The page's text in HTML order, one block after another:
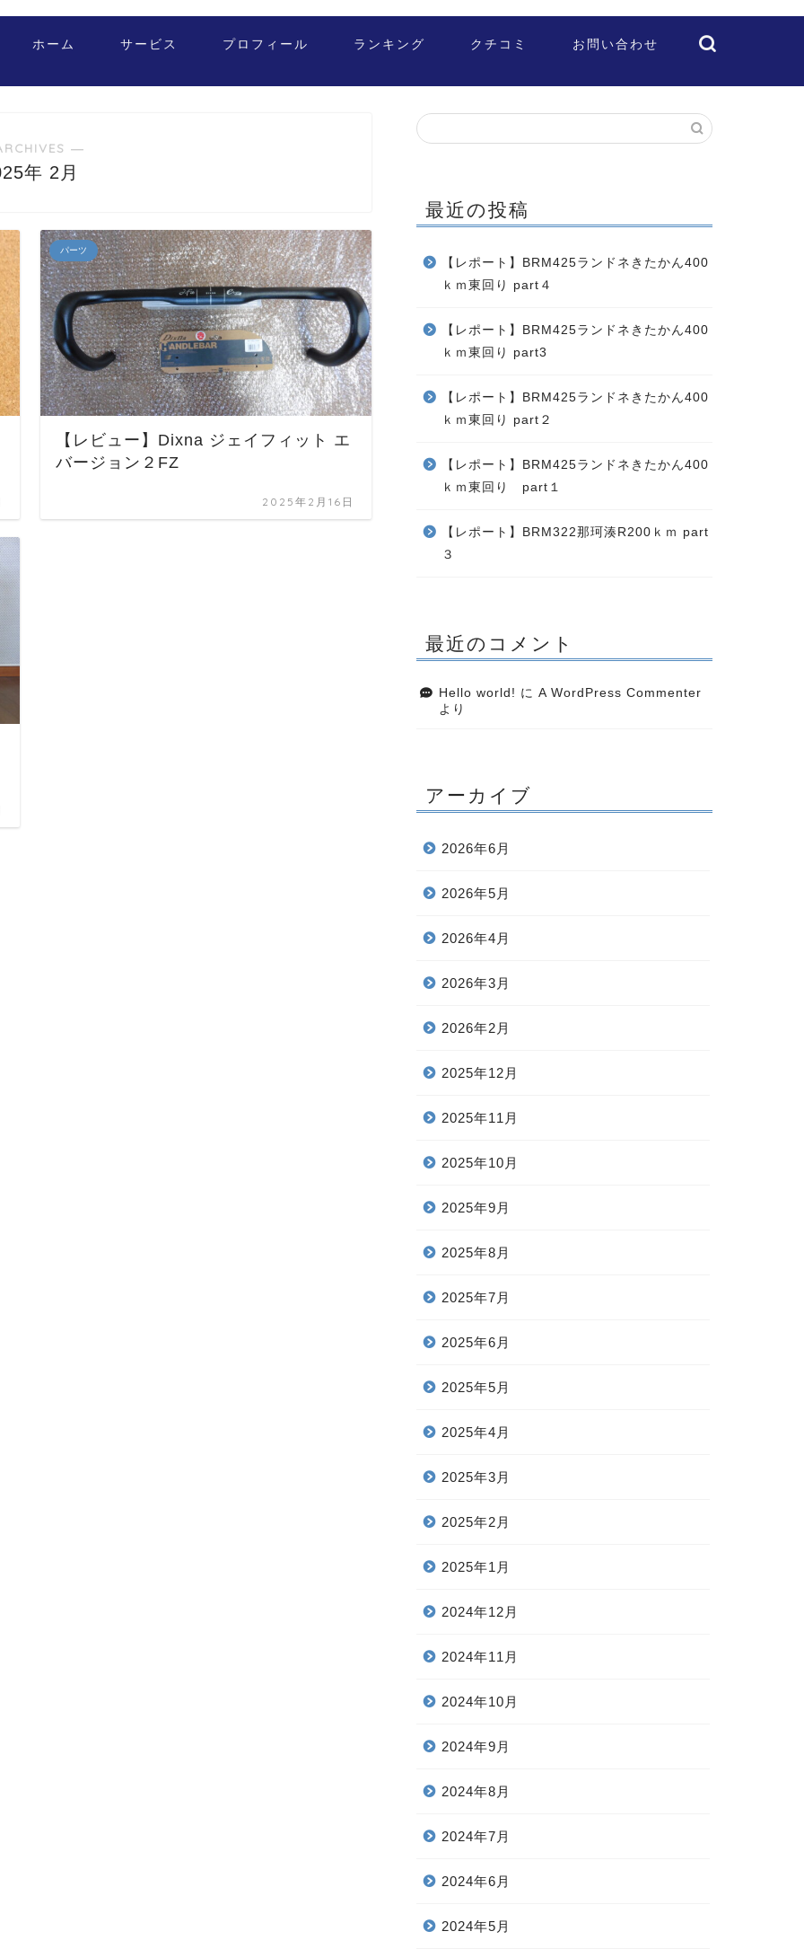
ホーム サービス プロフィール ランキング クチコミ お問い合わせ
―
年 2月
パーツ
【レビュー】Dixna ジェイフィット エ
バージョン２FZ
2025年2月16日
最近の投稿
【レポート】BRM425ランドネきたかん400
ｋｍ東回り part４
【レポート】BRM425ランドネきたかん400
ｋｍ東回り part3
【レポート】BRM425ランドネきたかん400
ｋｍ東回り part２
【レポート】BRM425ランドネきたかん400
ｋｍ東回り part１
【レポート】BRM322那珂湊R200ｋｍ part
３
最近のコメント
Hello world! に A WordPress Commenter
より
アーカイブ
2026年6月
2026年5月
2026年4月
2026年3月
2026年2月
2025年12月
2025年11月
2025年10月
2025年9月
2025年8月
2025年7月
2025年6月
2025年5月
2025年4月
2025年3月
2025年2月
2025年1月
2024年12月
2024年11月
2024年10月
2024年9月
2024年8月
2024年7月
2024年6月
2024年5月